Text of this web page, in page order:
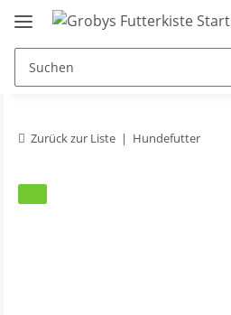
Zurück zur Liste Hundefutter